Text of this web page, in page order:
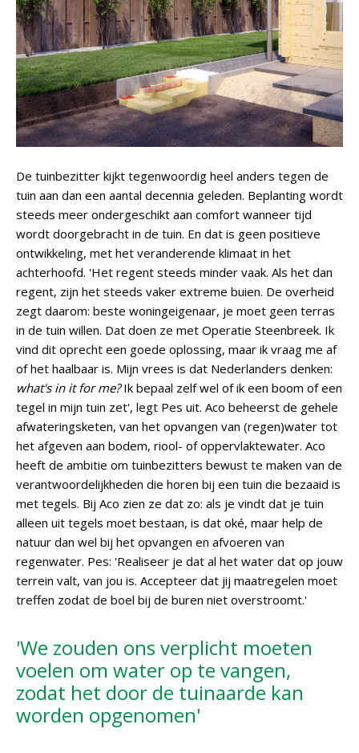
De tuinbezitter kijkt tegenwoordig heel anders tegen de
tuin aan dan een aantal decennia geleden. Beplanting wordt
steeds meer ondergeschikt aan comfort wanneer tijd
wordt doorgebracht in de tuin. En dat is geen positieve
ontwikkeling, met het veranderende klimaat in het
achterhoofd. 'Het regent steeds minder vaak. Als het dan
regent, zijn het steeds vaker extreme buien. De overheid
zegt daarom: beste woningeigenaar, je moet geen terras
in de tuin willen. Dat doen ze met Operatie Steenbreek. Ik
vind dit oprecht een goede oplossing, maar ik vraag me af
of het haalbaar is. Mijn vrees is dat Nederlanders denken:
what's in it for me?Ik bepaal zelf wel of ik een boom of een
tegel in mijn tuin zet', legt Pes uit. Aco beheerst de gehele
afwateringsketen, van het opvangen van (regen)water tot
het afgeven aan bodem, riool- of oppervlaktewater. Aco
heeft de ambitie om tuinbezitters bewust te maken van de
verantwoordelijkheden die horen bij een tuin die bezaaid is
met tegels. Bij Aco zien ze dat zo: als je vindt dat je tuin
alleen uit tegels moet bestaan, is dat oké, maar help de
natuur dan wel bij het opvangen en afvoeren van
regenwater. Pes: 'Realiseer je dat al het water dat op jouw
terrein valt, van jou is. Accepteer dat jij maatregelen moet
treffen zodat de boel bij de buren niet overstroomt.'
'We zouden ons verplicht moeten
voelen om water op te vangen,
zodat het door de tuinaarde kan
worden opgenomen'